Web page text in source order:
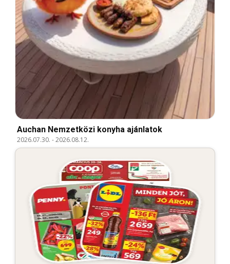
Auchan Nemzetközi konyha ajánlatok
2026.07.30. -2026.08.12.